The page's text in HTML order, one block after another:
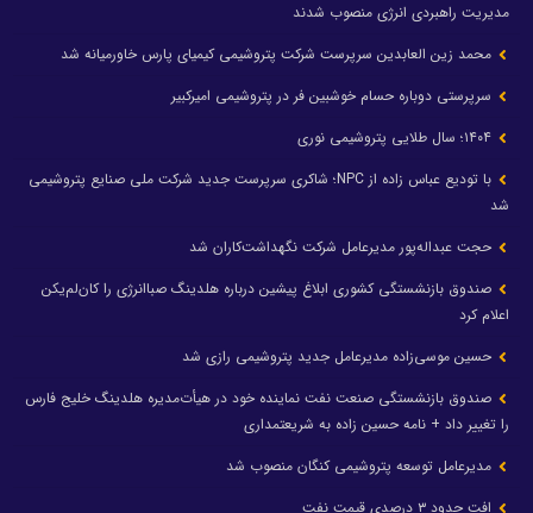
مدیریت راهبردی انرژی منصوب شدند
محمد زین العابدین سرپرست شرکت پتروشیمی کیمیای پارس خاورمیانه شد
سرپرستی دوباره حسام خوشبین فر در پتروشیمی امیرکبیر
با تودیع عباس زاده از NPC؛ شاکری سرپرست جدید شرکت ملی صنایع پتروشیمی
شد
حجت عبداله‌پور مدیرعامل شرکت نگهداشت‌کاران شد
صندوق بازنشستگی کشوری ابلاغ پیشین درباره هلدینگ صباانرژی را کان‌لم‌یکن
اعلام کرد
حسین موسی‌زاده مدیرعامل جدید پتروشیمی رازی شد
صندوق بازنشستگی صنعت نفت نماینده خود در هیأت‌مدیره هلدینگ خلیج فارس
را تغییر داد + نامه حسین زاده به شریعتمداری
مدیرعامل توسعه پتروشیمی کنگان منصوب شد
افت حدود ۳ درصدی قیمت نفت